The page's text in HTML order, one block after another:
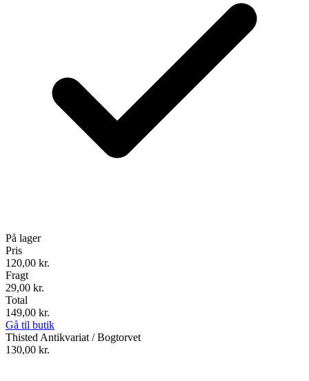
På lager
Pris
120,00 kr.
Fragt
29,00 kr.
Total
149,00 kr.
Gå til butik
Thisted Antikvariat / Bogtorvet
130,00 kr.